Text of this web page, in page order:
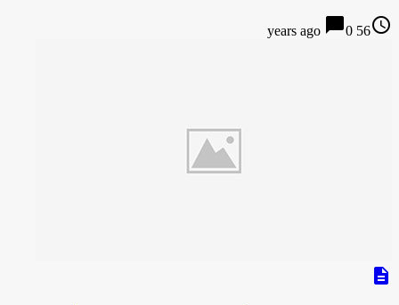
access_time
56 years ago
chat_bubble0
description